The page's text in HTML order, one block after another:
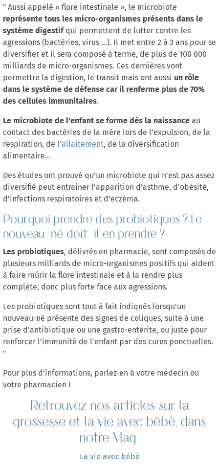
" Aussi appelé « flore intestinale », le microbiote
représente tous les micro-organismes présents dans le
système digestifqui permettent de lutter contre les
agressions (bactéries, virus …). Il met entre 2 à 3 ans pour se
diversifier et il sera composé à terme, de plus de 100 000
milliards de micro-organismes. Ces dernières vont
permettre la digestion, le transit mais ont aussi un rôle
dans le système de défense car il renferme plus de 70%
des cellules immunitaires.
Le microbiote de l'enfant se forme dès la naissanceau
contact des bactéries de la mère lors de l’expulsion, de la
respiration, de l’allaitement, de la diversification
alimentaire…
Des études ont prouvé qu’un microbiote qui n’est pas assez
diversifié peut entrainer l’apparition d’asthme, d’obésité,
d’infections respiratoires et d’eczéma.
Pourquoi prendre des probiotiques ? Le
nouveau-né doit-il en prendre ?
Les probiotiques, délivrés en pharmacie, sont composés de
plusieurs milliards de micro-organismes positifs qui aident
à faire mûrir la flore intestinale et à la rendre plus
complète, donc plus forte face aux agressions.
Les probiotiques sont tout à fait indiqués lorsqu'un
nouveau-né présente des signes de coliques, suite à une
prise d’antibiotique ou une gastro-entérite, ou juste pour
renforcer l’immunité de l’enfant par des cures ponctuelles.
"
Pour plus d'informations, parlez-en à votre médecin ou
votre pharmacien !
Retrouvez nos articles sur la
grossesse et la vie avec bébé, dans
notre Mag
La vie avec bébé